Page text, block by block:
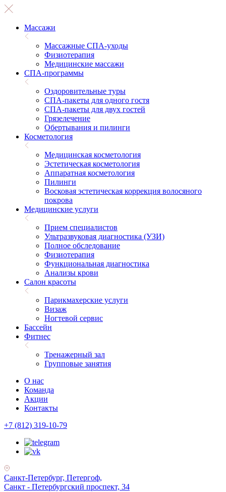
Массажи
Массажные СПА-уходы
Физиотерапия
Медицинские массажи
СПА-программы
Оздоровительные туры
СПА-пакеты для одного гостя
СПА-пакеты для двух гостей
Грязелечение
Обертывания и пилинги
Косметология
Медицинская косметология
Эстетическая косметология
Аппаратная косметология
Пилинги
Восковая эстетическая коррекция волосяного
покрова
Медицинские услуги
Прием специалистов
Ультразвуковая диагностика (УЗИ)
Полное обследование
Физиотерапия
Функциональная диагностика
Анализы крови
Салон красоты
Парикмахерские услуги
Визаж
Ногтевой сервис
Бассейн
Фитнес
Тренажерный зал
Групповые занятия
О нас
Команда
Акции
Контакты
+7 (812) 319-10-79
Санкт-Петербург, Петергоф,
Санкт - Петербургский проспект, 34